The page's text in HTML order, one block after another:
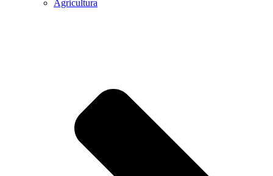
Agricultura